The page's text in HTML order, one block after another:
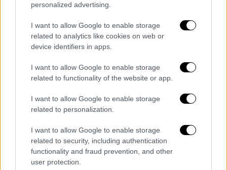
personalized advertising.
I want to allow Google to enable storage
related to analytics like cookies on web or
device identifiers in apps.
I want to allow Google to enable storage
related to functionality of the website or app.
I want to allow Google to enable storage
related to personalization.
I want to allow Google to enable storage
related to security, including authentication
functionality and fraud prevention, and other
user protection.
έκανε το τέρας που είναι σήμερα ο γιος του.
Ο πατέρας του, που γυμνάζεται γιατί θέλει
να δείχνει ωραίος σε αυτή την ηλικία έχει
αφήσει έναν εν δυνάμει εγκληματία να
κυκλοφορεί ελεύθερος».
Μια φίλη που εκτιμώ πολύ, σχολιάζοντας το
θέμα στο Facebook, έγραφε: «Έκανα εργασία
για το θέμα και δεν κατάφερα να μη γράψω
Εισαγγελέας και θέλω να την φιλήσω».
ΟΜΩΣ, άλλη η θέση της εισαγγελέως, και
διαφορετική η δική μας.